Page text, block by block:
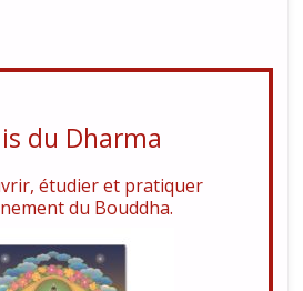
du Dharma
étudier et pratiquer
du Bouddha.